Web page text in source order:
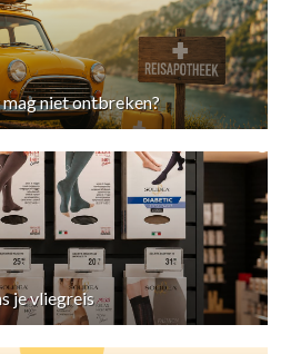
niet ontbreken?
je vliegreis